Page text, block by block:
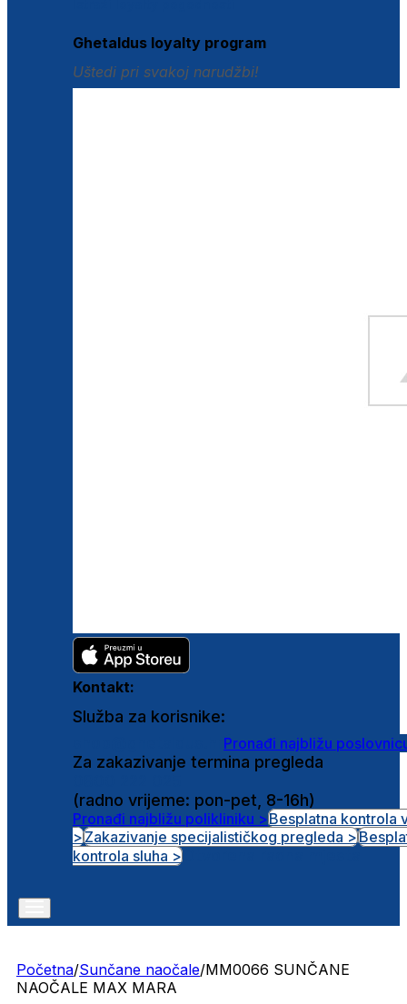
Ghetaldus loyalty program
Uštedi pri svakoj narudžbi!
Kontakt:
Služba za korisnike:
Pronađi najbližu
Za zakazivanje termina pregleda
(radno vrijeme: pon-pet, 8-16h)
Pronađi najbližu polikliniku >Besplatna kontrola
>Zakazivanje specijalističkog pregleda >
kontrola sluha >
Početna/Sunčane naočale/MM0066 SUNČANE
NAOČALE MAX MARA